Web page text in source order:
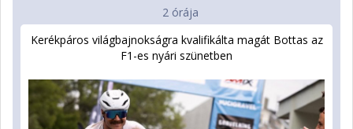
2 órája
Kerékpáros világbajnokságra kvalifikálta magát Bottas az
F1-es nyári szünetben